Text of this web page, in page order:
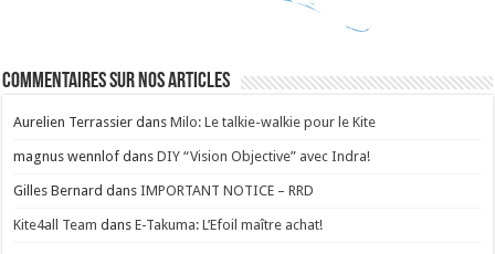
Commentaires sur nos articles
Aurelien Terrassier dansMilo: Le talkie-walkie pour le Kite
magnus wennlof dansDIY “Vision Objective” avec Indra!
Gilles Bernard dansIMPORTANT NOTICE – RRD
Kite4all Team dansE-Takuma: L’Efoil maître achat!